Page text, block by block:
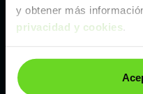
y obtener más
privacidad y cookies
Ver Mercedes Citan
Mercedes Citan N1 de segunda